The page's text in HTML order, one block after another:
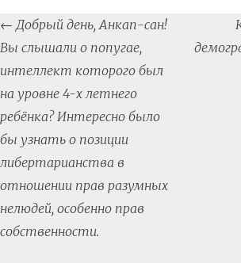
Post
navigation
← Добрый день, Анкап-сан!
Вы слышали о попугае,
интеллект которого был
на уровне 4-х летнего
ребёнка? Интересно было
бы узнать о позиции
либертарианства в
отношении прав разумных
нелюдей, особенно прав
собственности.